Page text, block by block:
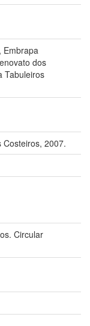
Embrapa
dos
Tabuleiros
Costeiros, 2007.
Circular